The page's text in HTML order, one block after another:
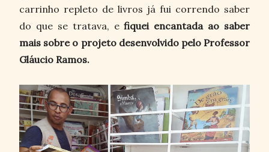
carrinho repleto de livros já fui correndo saber
do que se tratava, efiquei encantada ao saber
mais sobre o projeto desenvolvido pelo Professor
Gláucio Ramos.